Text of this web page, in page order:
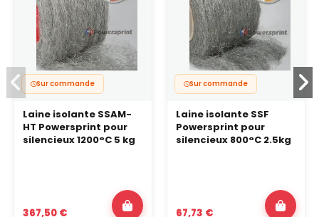
Sur commande
Laine isolante SSAM-
HT Powersprint pour
silencieux 1200°C 5 kg
367,50 €
Sur commande
Laine isolante SSF
Powersprint pour
silencieux 800°C 2.5kg
67,73 €